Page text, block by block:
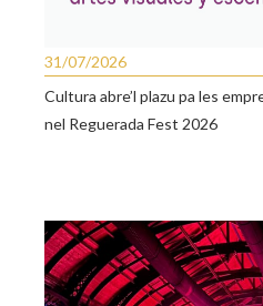
31/07/2026
Cultura abre’l plazu pa les
nel Reguerada Fest 2026